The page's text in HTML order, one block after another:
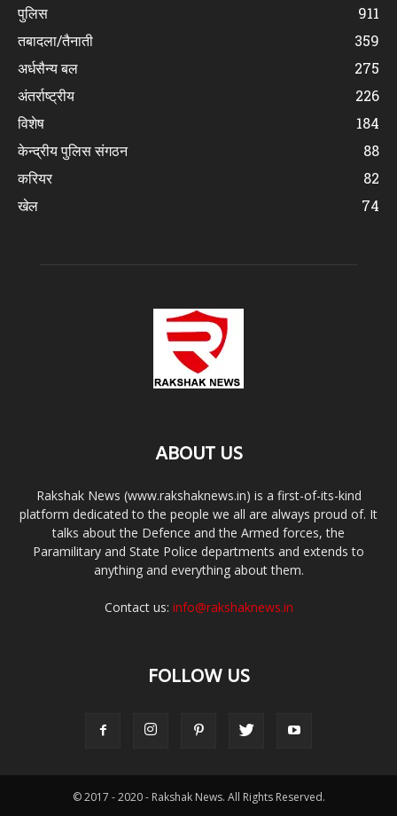
पुलिस
911
तबादला/तैनाती
359
अर्धसैन्य बल
275
अंतर्राष्ट्रीय
226
विशेष
184
केन्द्रीय पुलिस संगठन
88
करियर
82
खेल
74
ABOUT US
Rakshak News (www.rakshaknews.in) is a first-of-its-kind
platform dedicated to the people we all are always proud of. It
talks about the Defence and the Armed forces, the
Paramilitary and State Police departments and extends to
anything and everything about them.
Contact us: info@rakshaknews.in
FOLLOW US
© 2017 - 2020 - Rakshak News. All Rights Reserved.